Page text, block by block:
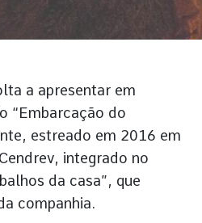
a apresentar em
“Embarcação do
estreado em 2016 em
integrado no
da casa”, que
companhia.